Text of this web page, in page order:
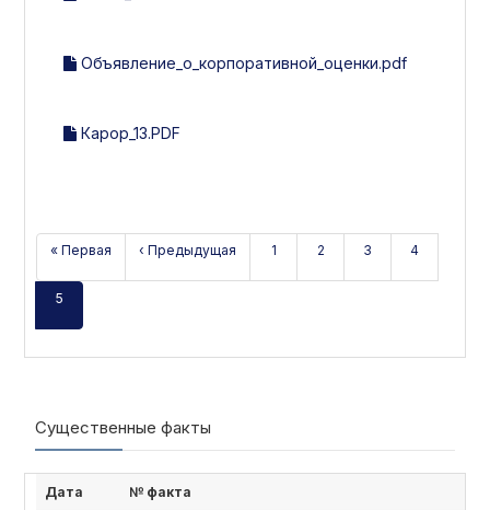
Объявление_о_корпоративной_оценки.pdf
Карор_13.PDF
« Первая ‹ Предыдущая 1 2 3 4
5
Существенные факты
Дата № факта